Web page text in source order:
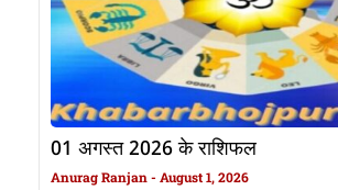
01 अगस्त 2026 के राशिफल
Anurag Ranjan August 1, 2026